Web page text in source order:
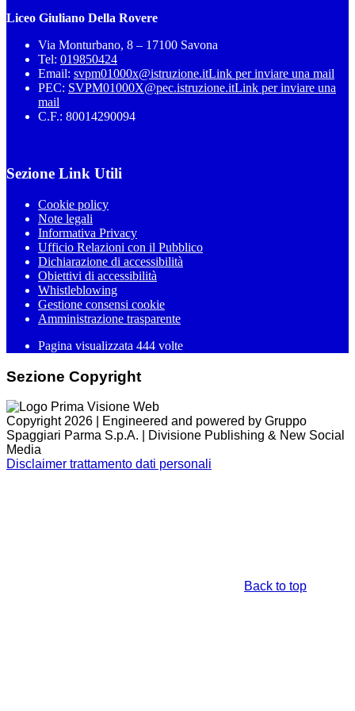
Liceo Giuliano Della Rovere
Via Monturbano, 8 – 17100 Savona
Tel: 019850424
Email: svpm01000x@istruzione.itLink per inviare una mail
PEC: SVPM01000X@pec.istruzione.itLink per inviare una
mail
C.F.: 80014290094
Sezione Link Utili
Cookie policy
Note legali
Informativa Privacy
Ufficio Relazioni con il Pubblico
Dichiarazione di accessibilità
Obiettivi di accessibilità
Whistleblowing
Gestione consensi cookie
Amministrazione trasparente
Pagina visualizzata 444 volte
Sezione Copyright
Copyright 2026 | Engineered and powered by Gruppo
Spaggiari Parma S.p.A. | Divisione Publishing & New Social
Media
Disclaimer trattamento dati personali
Back to top